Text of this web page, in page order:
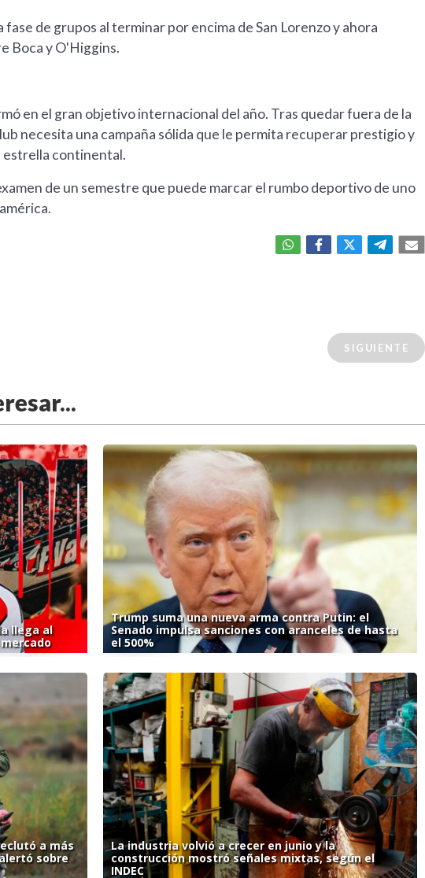
de grupos al terminar por encima de San Lorenzo y ahora
Boca y O'Higgins.
en el gran objetivo internacional del año. Tras quedar fuera de la
necesita una campaña sólida que le permita recuperar prestigio y
estrella continental.
de un semestre que puede marcar el rumbo deportivo de uno
SIGUIENTE
llega al
Trump suma una nueva arma contra Putin: el
Senado impulsa sanciones con aranceles de hasta
el 500%
a más
sobre
La industria volvió a crecer en junio y la
construcción mostró señales mixtas, según el
INDEC